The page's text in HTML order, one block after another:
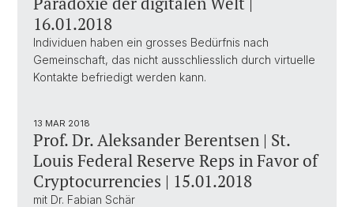
16.01.2018
Individuen haben ein grosses Bedürfnis nach
Gemeinschaft, das nicht ausschliesslich durch virtuelle
Kontakte befriedigt werden kann.
13 MAR 2018
Prof. Dr. Aleksander Berentsen | St.
Louis Federal Reserve Reps in Favor of
Cryptocurrencies | 15.01.2018
mit Dr. Fabian Schär